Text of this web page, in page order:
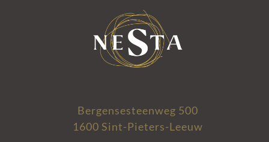
Bergensesteenweg 500
1600 Sint-Pieters-Leeuw